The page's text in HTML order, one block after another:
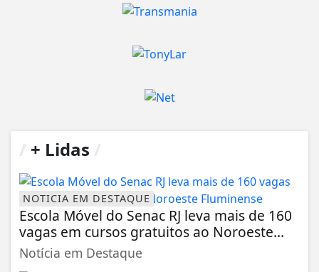
+ Lidas
NOTICIA EM DESTAQUE
Escola Móvel do Senac RJ leva mais de 160
vagas em cursos gratuitos ao Noroeste...
Notícia em Destaque